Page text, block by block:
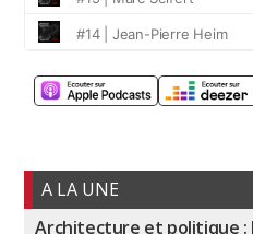
A LA UNE
Architecture et politique :